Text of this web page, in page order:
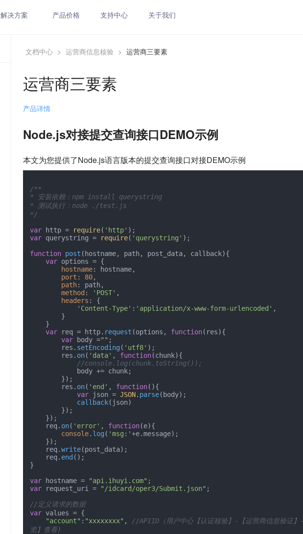
解决方案 产品价格 支持中心 关于我们
文档中心 > 运营商信息核验 > 运营商三要素
运营商三要素
产品详情
Node.js对接提交查询接口DEMO示例
本文为您提供了Node.js语言版本的提交查询接口对接DEMO示例
/**
* 安装依赖：npm install querystring
* 测试执行：node ./test.js
*/
var http = require( 'http'
var querystring = require( 'querystring' );
function post ( hostname, path, post_data, callback){
var options = {
hostname: hostname,
port : 80,
path: path,
method : 'POST' ,
headers : {
'Content-Type' : 'application/x-www-form-urlencoded' ,
var req = http. request (options, function( res){
var body ="" ;
        res.
setEncoding ( 'utf8' );
        res.
on( 'data' , function(chunk){
//console.log(chunk.toString());
        res.
on( 'end' , function( ){
var json = JSON. parse(body);
callback(json)
    req.
on( 'error' , function(e){
console. log ( 'msg:'+e.message);
    req.
write(post_data);
    req.
end ();
}
var hostname = "api.ihuyi.com"
var request_uri = "/idcard/oper3/Submit.json" ;
//定义请求的数据
var values = {
"account" : "xxxxxxxx" ,
//APIID（用户中心【认证核验】-【运营商信息验证】
览】查看)